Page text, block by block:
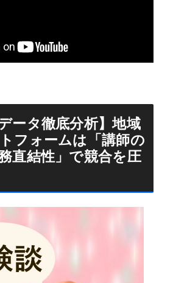
ータ徹底分析】地域
フォームは「講師の
直結性」で競合を圧